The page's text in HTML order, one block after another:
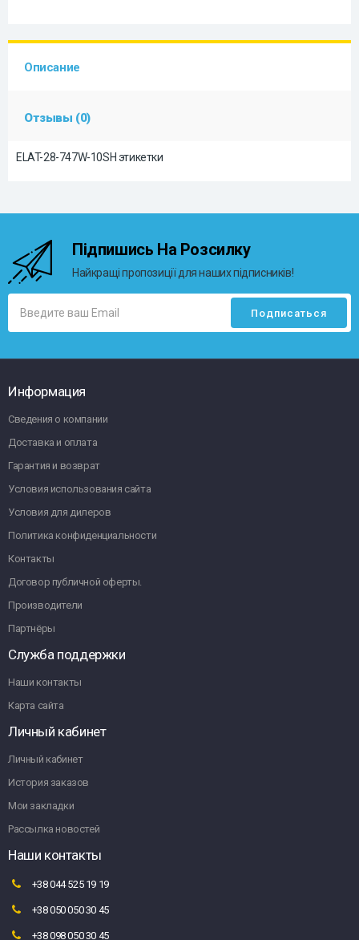
Описание
Отзывы (0)
ELAT-28-747W-10SH этикетки
Підпишись На Розсилку
Найкращі пропозиції для наших підписників!
Информация
Сведения о компании
Доставка и оплата
Гарантия и возврат
Условия использования сайта
Условия для дилеров
Политика конфиденциальности
Контакты
Договор публичной оферты.
Производители
Партнёры
Служба поддержки
Наши контакты
Карта сайта
Личный кабинет
Личный кабинет
История заказов
Мои закладки
Рассылка новостей
Наши контакты
+38 044 525 19 19
+38 050 050 30 45
+38 098 050 30 45